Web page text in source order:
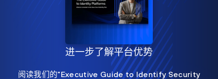
进一步了解平台优势
阅读我们的"Executive Guide to Identify Security